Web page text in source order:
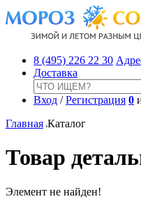
8 (495) 226 22 30
Доставка
Вход /Регистрация 0
Главная Каталог
Товар
Элемент не найден!